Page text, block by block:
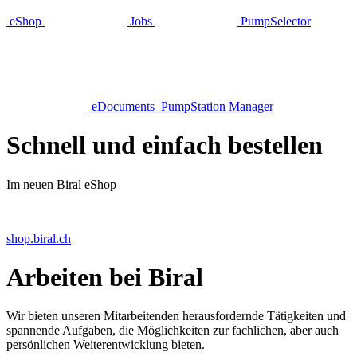
eShop Jobs Pump­Selector
eDocuments Pump­Station Manager
Schnell und einfach bestellen
Im neuen Biral eShop
shop.biral.ch
Arbeiten bei Biral
Wir bieten unseren Mitarbeitenden herausfordernde Tätigkeiten und
spannende Aufgaben, die Möglichkeiten zur fachlichen, aber auch
persönlichen Weiterentwicklung bieten.